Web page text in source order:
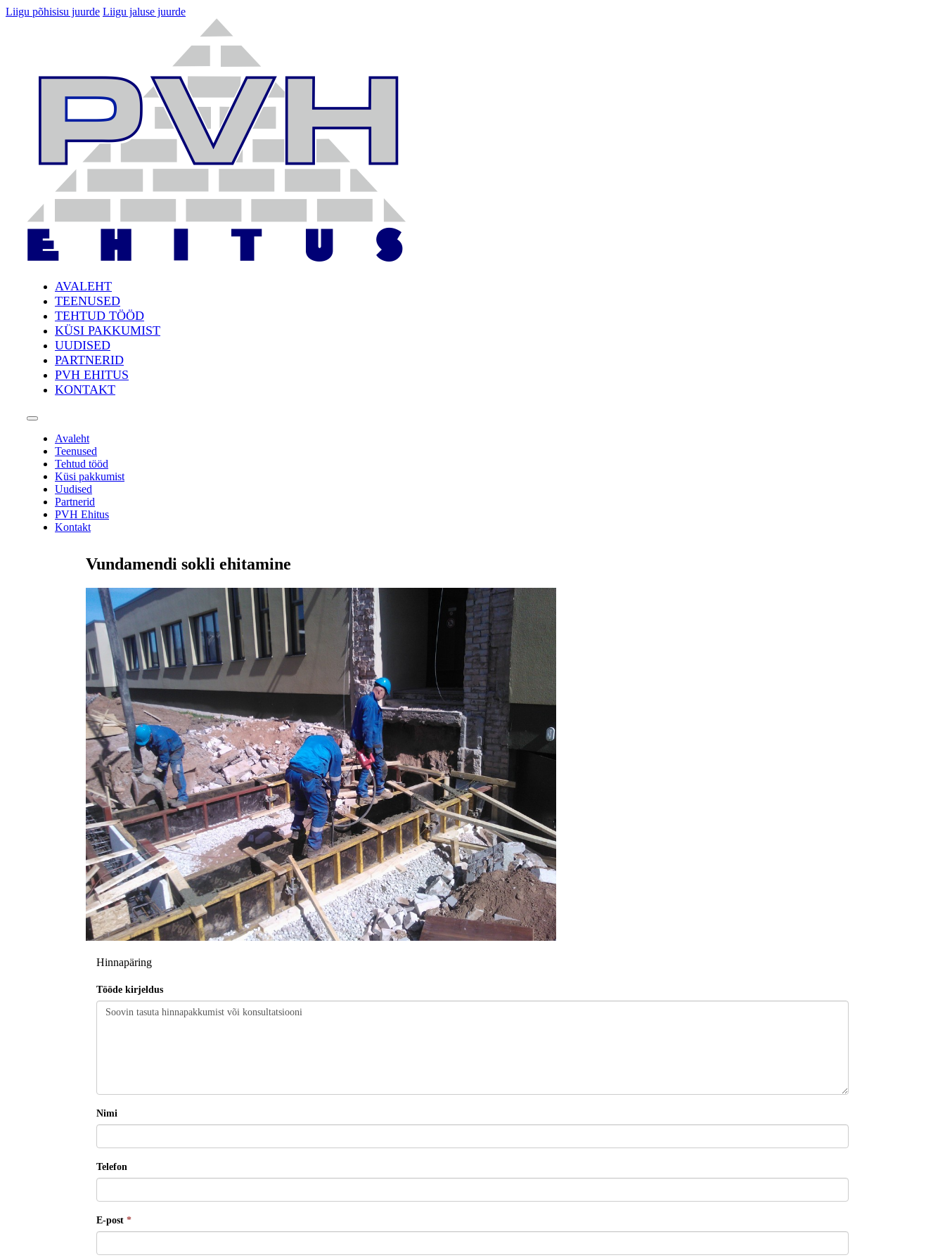
Liigu põhisisu juurde Liigu jaluse juurde
AVALEHT
TEENUSED
TEHTUD TÖÖD
KÜSI PAKKUMIST
UUDISED
PARTNERID
PVH EHITUS
KONTAKT
Avaleht
Teenused
Tehtud tööd
Küsi pakkumist
Uudised
Partnerid
PVH Ehitus
Kontakt
Vundamendi sokli ehitamine
Hinnapäring
Tööde kirjeldus
Nimi
Telefon
E-post *